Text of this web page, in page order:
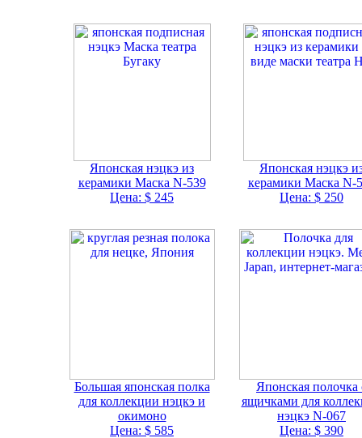
Японская нэцкэ из
керамики Маска N-539
Цена: $ 245
Японская нэцкэ
керамики Маска N-
Цена: $ 250
Большая японская полка
для коллекции нэцкэ и
окимоно
Цена: $ 585
Японская полочка
ящичками для
нэцкэ N-067
Цена: $ 390